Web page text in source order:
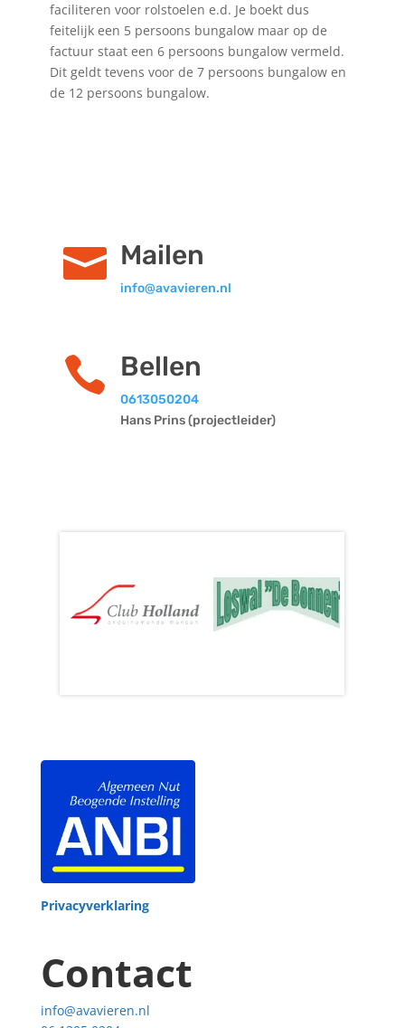
faciliteren voor rolstoelen e.d. Je boekt dus
feitelijk een 5 persoons bungalow maar op de
factuur staat een 6 persoons bungalow vermeld.
Dit geldt tevens voor de 7 persoons bungalow en
de 12 persoons bungalow.
 Mailen
info@avavieren.nl
 Bellen
0613050204
Hans Prins (projectleider)
Privacyverklaring
Contact
info@avavieren.nl